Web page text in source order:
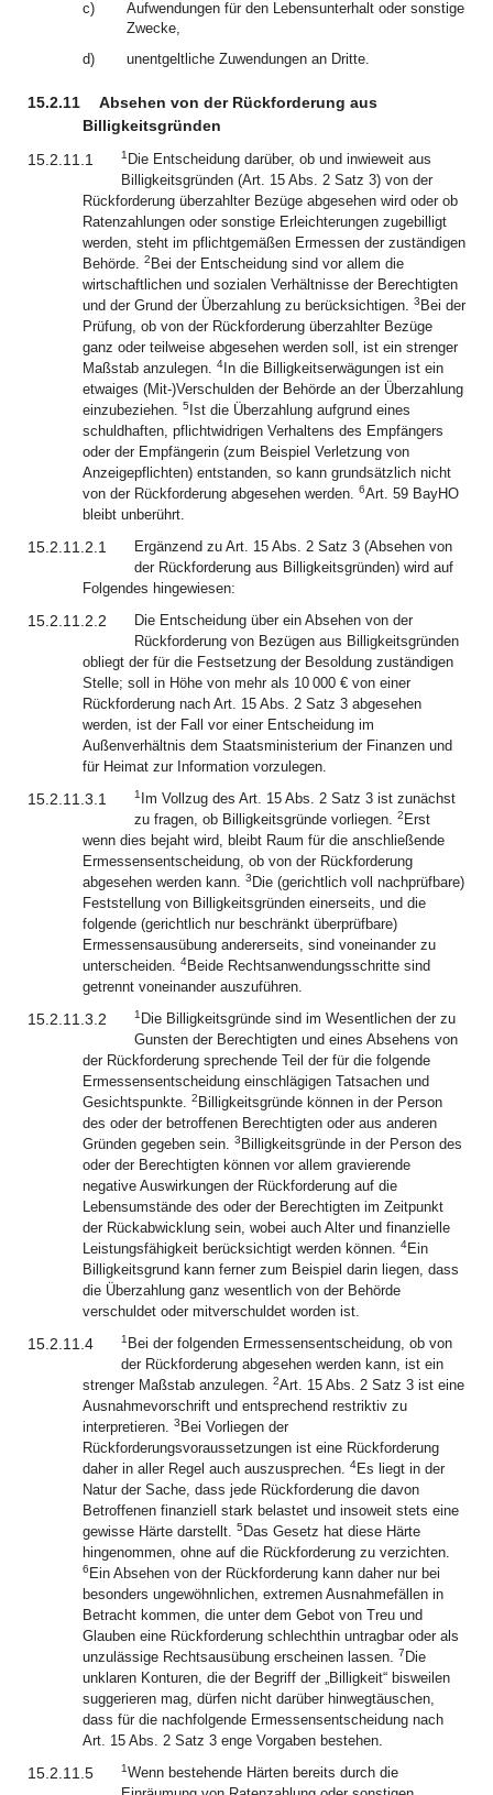
c)
Aufwendungen für den Lebensunterhalt oder sonstige
Zwecke,
d)
unentgeltliche Zuwendungen an Dritte.
15.2.11
Absehen von der Rückforderung aus
Billigkeitsgründen
15.2.11.1
1 Die Entscheidung darüber, ob und inwieweit aus
Billigkeitsgründen (Art. 15 Abs. 2 Satz 3) von der
Rückforderung überzahlter Bezüge abgesehen wird oder ob
Ratenzahlungen oder sonstige Erleichterungen zugebilligt
werden, steht im pflichtgemäßen Ermessen der zuständigen
Behörde. 2 Bei der Entscheidung sind vor allem die
wirtschaftlichen und sozialen Verhältnisse der Berechtigten
und der Grund der Überzahlung zu berücksichtigen. 3 Bei der
Prüfung, ob von der Rückforderung überzahlter Bezüge
ganz oder teilweise abgesehen werden soll, ist ein strenger
Maßstab anzulegen. 4 In die Billigkeitserwägungen ist ein
etwaiges (Mit-)Verschulden der Behörde an der Überzahlung
einzubeziehen. 5 Ist die Überzahlung aufgrund eines
schuldhaften, pflichtwidrigen Verhaltens des Empfängers
oder der Empfängerin (zum Beispiel Verletzung von
Anzeigepflichten) entstanden, so kann grundsätzlich nicht
von der Rückforderung abgesehen werden. 6Art. 59 BayHO
bleibt unberührt.
15.2.11.2.1
Ergänzend zu Art. 15 Abs. 2 Satz 3 (Absehen von
der Rückforderung aus Billigkeitsgründen) wird auf
Folgendes hingewiesen:
15.2.11.2.2
Die Entscheidung über ein Absehen von der
Rückforderung von Bezügen aus Billigkeitsgründen
obliegt der für die Festsetzung der Besoldung zuständigen
Stelle; soll in Höhe von mehr als 10 000 € von einer
Rückforderung nach Art. 15 Abs. 2 Satz 3 abgesehen
werden, ist der Fall vor einer Entscheidung im
Außenverhältnis dem Staatsministerium der Finanzen und
für Heimat zur Information vorzulegen.
15.2.11.3.1 1 Im Vollzug des Art. 15 Abs. 2 Satz 3 ist zunächst
zu fragen, ob Billigkeitsgründe vorliegen. 2 Erst
wenn dies bejaht wird, bleibt Raum für die anschließende
Ermessensentscheidung, ob von der Rückforderung
abgesehen werden kann. 3 Die (gerichtlich voll nachprüfbare)
Feststellung von Billigkeitsgründen einerseits, und die
folgende (gerichtlich nur beschränkt überprüfbare)
Ermessensausübung andererseits, sind voneinander zu
unterscheiden. 4Beide Rechtsanwendungsschritte sind
getrennt voneinander auszuführen.
15.2.11.3.2 1 Die Billigkeitsgründe sind im Wesentlichen der zu
Gunsten der Berechtigten und eines Absehens von
der Rückforderung sprechende Teil der für die folgende
Ermessensentscheidung einschlägigen Tatsachen und
Gesichtspunkte. 2 Billigkeitsgründe können in der Person
des oder der betroffenen Berechtigten oder aus anderen
Gründen gegeben sein. 3 Billigkeitsgründe in der Person des
oder der Berechtigten können vor allem gravierende
negative Auswirkungen der Rückforderung auf die
Lebensumstände des oder der Berechtigten im Zeitpunkt
der Rückabwicklung sein, wobei auch Alter und finanzielle
Leistungsfähigkeit berücksichtigt werden können. 4Ein
Billigkeitsgrund kann ferner zum Beispiel darin liegen, dass
die Überzahlung ganz wesentlich von der Behörde
verschuldet oder mitverschuldet worden ist.
15.2.11.4 1 Bei der folgenden Ermessensentscheidung, ob von
der Rückforderung abgesehen werden kann, ist ein
strenger Maßstab anzulegen. 2Art. 15 Abs. 2 Satz 3 ist eine
Ausnahmevorschrift und entsprechend restriktiv zu
interpretieren. 3 Bei Vorliegen der
Rückforderungsvoraussetzungen ist eine Rückforderung
daher in aller Regel auch auszusprechen. 4Es liegt in der
Natur der Sache, dass jede Rückforderung die davon
Betroffenen finanziell stark belastet und insoweit stets eine
gewisse Härte darstellt. 5 Das Gesetz hat diese Härte
hingenommen, ohne auf die Rückforderung zu verzichten.
6 Ein Absehen von der Rückforderung kann daher nur bei
besonders ungewöhnlichen, extremen Ausnahmefällen in
Betracht kommen, die unter dem Gebot von Treu und
Glauben eine Rückforderung schlechthin untragbar oder als
unzulässige Rechtsausübung erscheinen lassen. 7 Die
unklaren Konturen, die der Begriff der „Billigkeit“ bisweilen
suggerieren mag, dürfen nicht darüber hinwegtäuschen,
dass für die nachfolgende Ermessensentscheidung nach
Art. 15 Abs. 2 Satz 3 enge Vorgaben bestehen.
15.2.11.5 1Wenn bestehende Härten bereits durch die